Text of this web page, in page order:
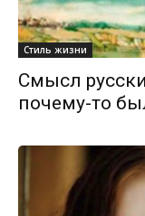
Стиль жизни
Смысл
почему-то